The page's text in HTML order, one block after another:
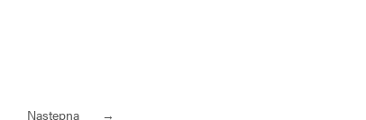
Następna →